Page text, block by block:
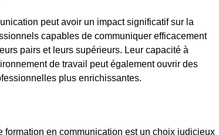
peut avoir un impact significatif sur la
capables de communiquer efficacement
pairs et leurs supérieurs. Leur capacité à
de travail peut également ouvrir des
plus enrichissantes.
formation en communication est un choix judicieux